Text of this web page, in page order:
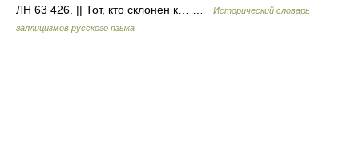
ЛН 63 426. || Тот, кто склонен к… …
Исторический словарь
галлицизмов русского языка